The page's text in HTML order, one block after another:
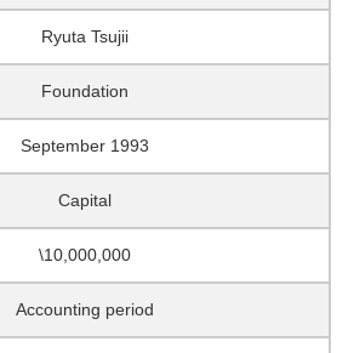
Ryuta Tsujii
Foundation
September 1993
Capital
\10,000,000
Accounting period